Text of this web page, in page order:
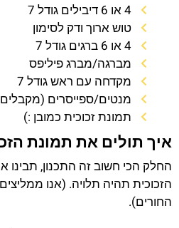
4 או 6 דיבילים גודל 7
טוש ארוך ודק לסימון
4 או 6 ברגים גודל 7
מברגה/מברג פיליפס
מקדחה עם ראש גודל 7
מנטים/ספייסרים
תמונת זכוכית כמובן :)
איך תולים את תמונת
החלק הכי חשוב זה התכנון,
הזכוכית תהיה תלויה. (אנו
החורים).